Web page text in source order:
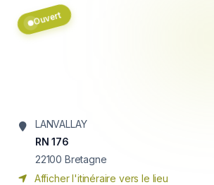
Ouvert
LANVALLAY
RN 176
22100 Bretagne
Afficher l'itinéraire vers le lieu